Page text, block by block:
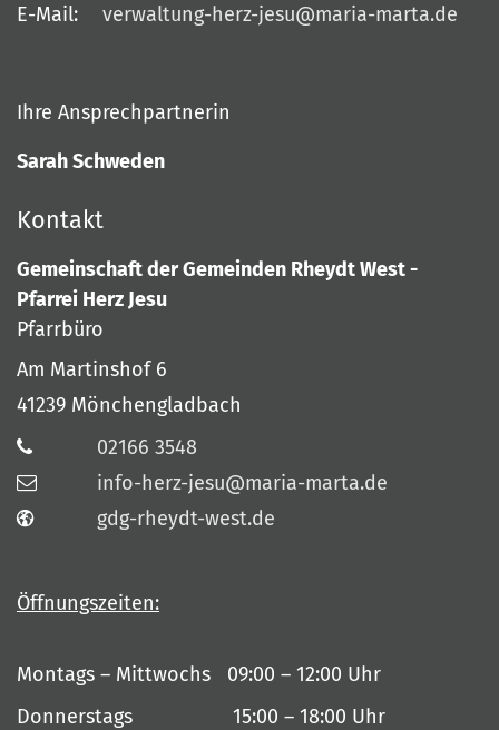
E-Mail:
verwaltung-herz-jesu@maria-marta.de
Ihre Ansprechpartnerin
Sarah Schweden
Kontakt
Gemeinschaft der Gemeinden Rheydt West -
Pfarrei Herz Jesu
Pfarrbüro
Am Martinshof 6
41239 Mönchengladbach
02166 3548
info-herz-jesu@maria-marta.de
gdg-rheydt-west.de
Öffnungszeiten:
Montags – Mittwochs 09:00 – 12:00 Uhr
Donnerstags 15:00 – 18:00 Uhr